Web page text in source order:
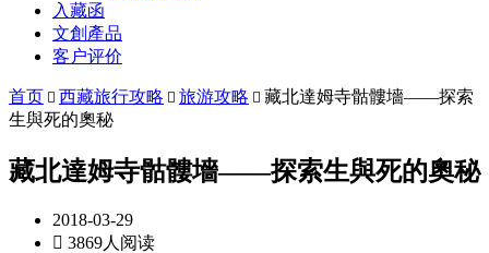
入藏函
文創產品
客户评价
首页  西藏旅行攻略  旅游攻略  藏北達姆寺骷髏墻——探索
生與死的奧秘
藏北達姆寺骷髏墻——探索生與死的奧秘
2018-03-29
 3869人阅读